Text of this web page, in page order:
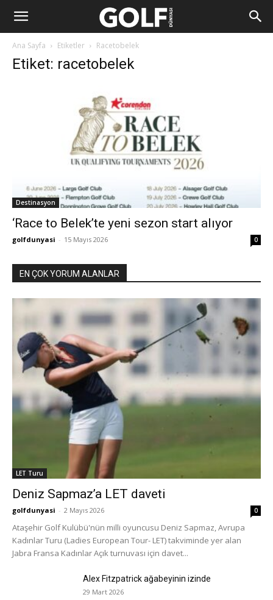
Ana Sayfa Etiketler Racetobelek
Etiket: racetobelek
Destinasyon
‘Race to Belek’te yeni sezon start alıyor
golfdunyasi - 15 Mayıs 2026 0
EN ÇOK YORUM ALANLAR
LET Turu
Deniz Sapmaz’a LET daveti
golfdunyasi - 2 Mayıs 2026 0
Ataşehir Golf Kulübü'nün milli oyuncusu Deniz Sapmaz, Avrupa
Kadınlar Turu (Ladies European Tour- LET) takviminde yer alan
Jabra Fransa Kadınlar Açık turnuvası için davet...
Alex Fitzpatrick ağabeyinin izinde
29 Mart 2026